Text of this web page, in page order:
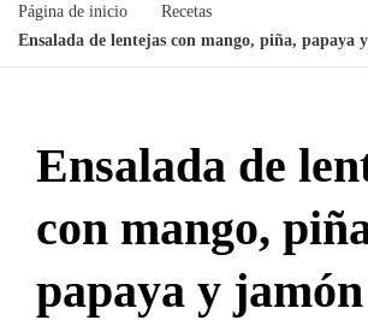
Página de inicio
Recetas
Ensalada de lentejas con mango, piña, papaya
Ensalada de
con mango,
papaya y jamón